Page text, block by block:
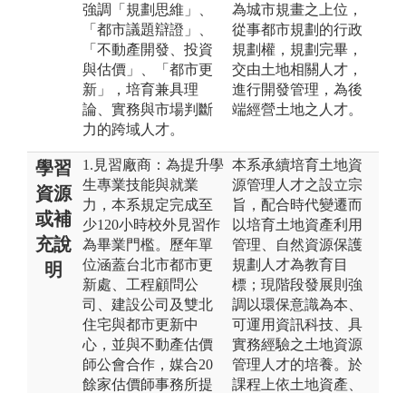
強調「規劃思維」、
「都市議題辯證」、
「不動產開發、投資
與估價」、「都市更
新」，培育兼具理
論、實務與市場判斷
力的跨域人才。
為城市規畫之上位，
從事都市規劃的行政
規劃權，規劃完畢，
交由土地相關人才，
進行開發管理，為後
端經營土地之人才。
學習
資源
或補
充說
明
1.見習廠商：為提升學
生專業技能與就業
力，本系規定完成至
少120小時校外見習作
為畢業門檻。歷年單
位涵蓋台北市都市更
新處、工程顧問公
司、建設公司及雙北
住宅與都市更新中
心，並與不動產估價
師公會合作，媒合20
餘家估價師事務所提
本系承續培育土地資
源管理人才之設立宗
旨，配合時代變遷而
以培育土地資產利用
管理、自然資源保護
規劃人才為教育目
標；現階段發展則強
調以環保意識為本、
可運用資訊科技、具
實務經驗之土地資源
管理人才的培養。於
課程上依土地資產、